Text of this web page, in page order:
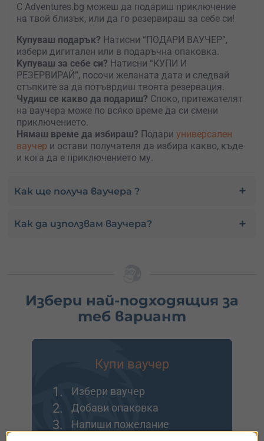
С Adventures.bg можеш да подариш приключение
на твой близък, или да го резервираш за себе си!
Купуваш подарък? Натисни “ПОДАРИ ВАУЧЕР”,
избери дигитален или в подаръчна опаковка.
Kупуваш за себе си? Натисни “КУПИ И
РЕЗЕРВИРАЙ”, посочи желаната дата и следвай
стъпките за да потъврдиш твоята резервация.
Чудиш се какво да подариш? Споко, притежателят
на ваучера може по всяко време да си смени
приключението.
Нямаш време да избираш? Подари универсален
ваучер и остави получателя да избира какво, къде
и кога да е приключението му.
Как ще получа ваучера ?
Как да използвам ваучера?
Избери най-подходящия за
теб вариант
Купи ваучер
1. Избери ваучер
2. Добави опаковка
3. Напиши пожелание